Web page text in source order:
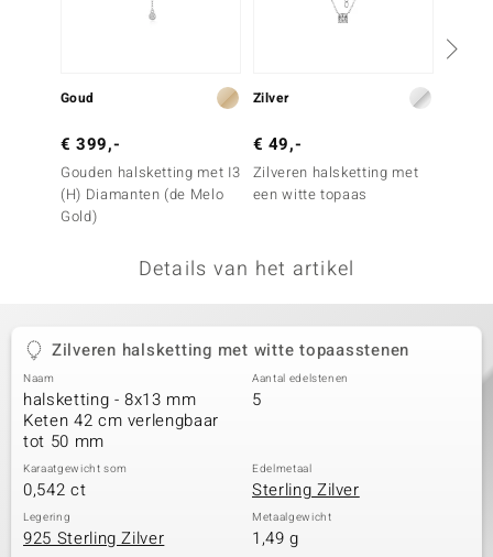
Goud
€ 399,-
Gouden halsketting met I3
(H) Diamanten (de Melo
Gold)
Zilver
€ 49,-
Zilveren halsketting met
een witte topaas
Details van het artikel
Zilveren halsketting met witte topaasstenen
Naam
halsketting - 8x13 mm
Keten 42 cm verlengbaar
tot 50 mm
Aantal edelstenen
5
Karaatgewicht som
0,542 ct
Edelmetaal
Sterling Zilver
Legering
925 Sterling Zilver
Metaalgewicht
1,49 g